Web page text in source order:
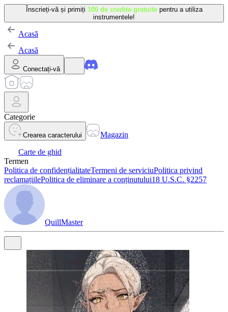
Înscrieți-vă și primiți 100 de credite gratuite pentru a utiliza
instrumentele!
Acasă
Acasă
Conectați-vă
Categorie
Crearea caracterului
Magazin
Carte de ghid
Termen
Politica de confidențialitateTermeni de serviciuPolitica privind
reclamațiilePolitica de eliminare a conținutului18 U.S.C. §2257
QuillMaster